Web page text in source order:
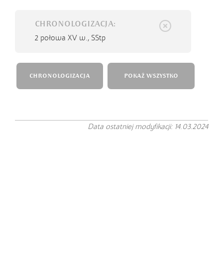
CHRONOLOGIZACJA:
2 połowa XV w., SStp
CHRONOLOGIZACJA POKAŻ WSZYSTKO
Data ostatniej modyfikacji: 14.03.2024